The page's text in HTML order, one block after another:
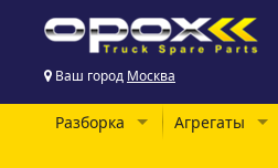
Ваш город Москва
Разборка Агрегаты